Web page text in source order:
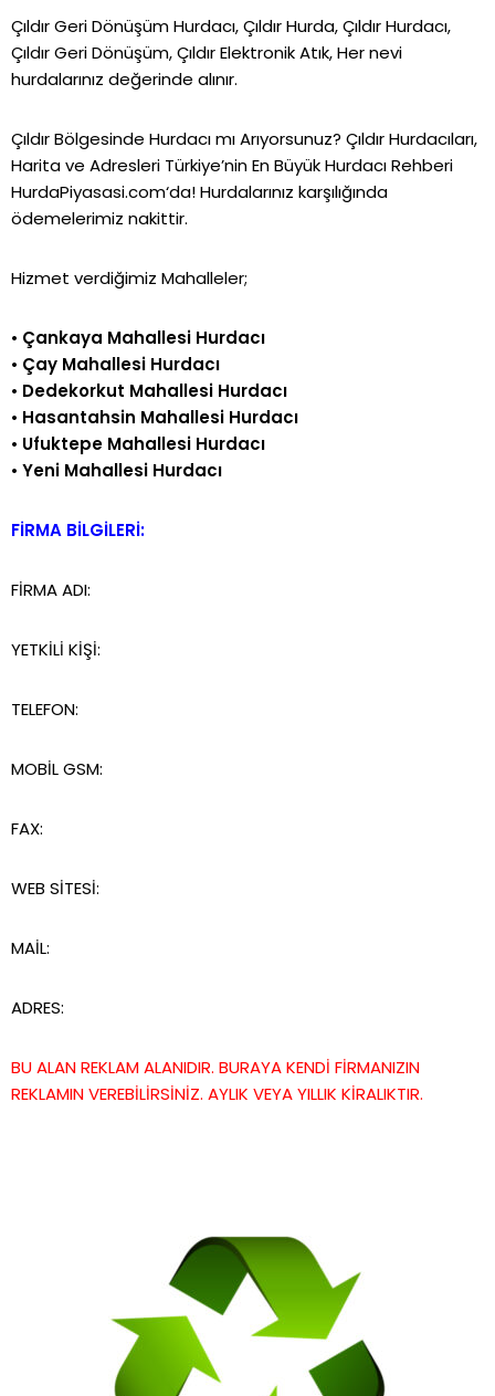
Çıldır Geri Dönüşüm Hurdacı, Çıldır Hurda, Çıldır Hurdacı,
Çıldır Geri Dönüşüm, Çıldır Elektronik Atık, Her nevi
hurdalarınız değerinde alınır.
Çıldır Bölgesinde Hurdacı mı Arıyorsunuz? Çıldır Hurdacıları,
Harita ve Adresleri Türkiye’nin En Büyük Hurdacı Rehberi
HurdaPiyasasi.com‘da!Hurdalarınız karşılığında
ödemelerimiz nakittir.
Hizmet verdiğimiz Mahalleler;
• Çankaya Mahallesi Hurdacı
• Çay Mahallesi Hurdacı
• Dedekorkut Mahallesi Hurdacı
• Hasantahsin Mahallesi Hurdacı
• Ufuktepe Mahallesi Hurdacı
• Yeni Mahallesi Hurdacı
FİRMA BİLGİLERİ:
FİRMA ADI:
YETKİLİ KİŞİ:
TELEFON:
MOBİL GSM:
FAX:
WEB SİTESİ:
MAİL:
ADRES:
BU ALAN REKLAM ALANIDIR. BURAYA KENDİ FİRMANIZIN
REKLAMIN VEREBİLİRSİNİZ. AYLIK VEYA YILLIK KİRALIKTIR.